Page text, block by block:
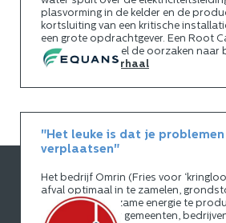
plasvorming in de kelder en de
kortsluiting van een kritische
een grote opdrachtgever. Een Root
(RCA) haalde snel de oorzaken naar
Lees het hele verhaal
"Het leuke is dat je
verplaatsen"
Het bedrijf Omrin (Fries voor
afval optimaal in te zamelen,
winnen en duurzame energie te
met succes voor gemeenten,